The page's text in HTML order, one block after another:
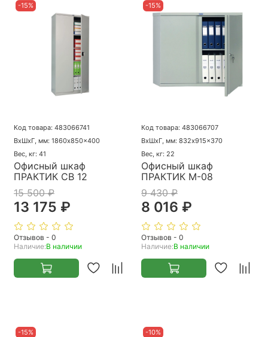
-15%
Код товара: 483066741
ВхШхГ, мм: 1860x850x400
Вес, кг: 41
Офисный шкаф
ПРАКТИК CB 12
15 500 ₽
13 175 ₽
Отзывов - 0
Наличие:В наличии
-15%
Код товара: 483066707
ВхШхГ, мм: 832x915x370
Вес, кг: 22
Офисный шкаф
ПРАКТИК M-08
9 430 ₽
8 016 ₽
Отзывов - 0
Наличие:В наличии
-15% -10%